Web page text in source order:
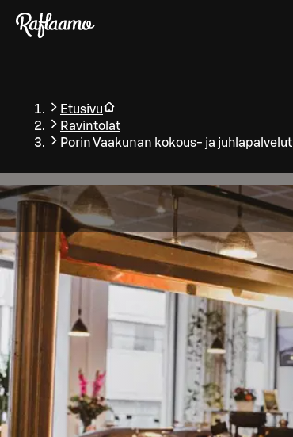
Siirry pääsisältöön
Etusivu
Ravintolat
Porin Vaakunan kokous- ja juhlapalvelut